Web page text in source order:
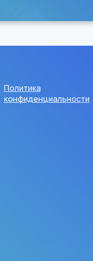
Политика
конфиденциальности